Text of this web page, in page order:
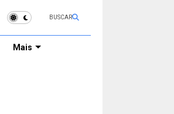
BUSCAR
Mais